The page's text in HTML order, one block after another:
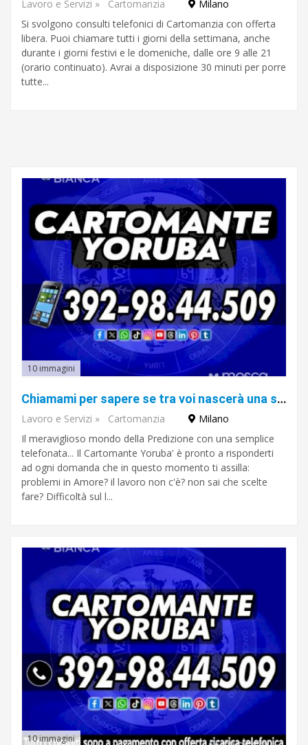
Lavoro e Servizi » Cartomanzia
Milano
Si svolgono consulti telefonici di Cartomanzia con offerta
libera. Puoi chiamare tutti i giorni della settimana, anche
durante i giorni festivi e le domeniche, dalle ore 9 alle 21
(orario continuato). Avrai a disposizione 30 minuti per porre
tutte...
10 immagini
Chiamami per sapere se tra voi nascerà una storia: il Cartomante YORUBA'
Lavoro e Servizi » Cartomanzia
Milano
Il meraviglioso mondo della Predizione con una semplice
telefonata... Il Cartomante Yoruba' è pronto a risponderti
ad ogni domanda che in questo momento ti assilla:
problemi in Amore? il lavoro non c'è? non sai che scelte
fare? Difficoltà sul l...
10 immagini